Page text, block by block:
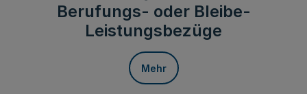
Berufungs- oder Bleibe-
Leistungsbezüge
Mehr